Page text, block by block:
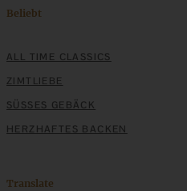
Beliebt
ALL TIME CLASSICS
ZIMTLIEBE
SÜSSES GEBÄCK
HERZHAFTES BACKEN
Translate